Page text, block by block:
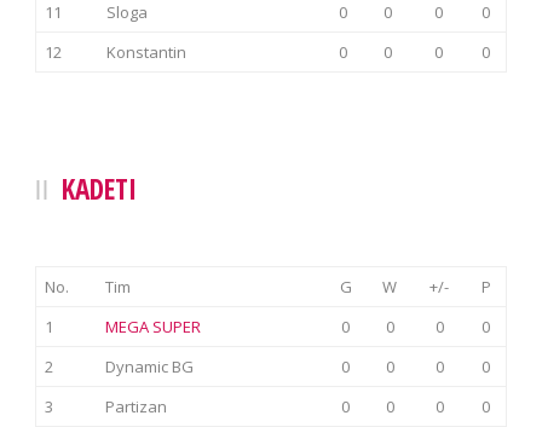
11
Sloga 0 0 0
0
12
Konstantin 0 0 0 0
KADETI
No. Tim G W +/-
P
1
MEGA SUPER 0 0 0
0
2
Dynamic BG 0 0 0
0
3
Partizan 0 0 0
0